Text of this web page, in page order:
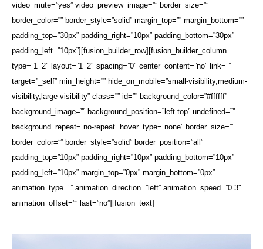
video_mute=”yes” video_preview_image=”” border_size=””
border_color=”” border_style=”solid” margin_top=”” margin_bottom=””
padding_top=”30px” padding_right=”10px” padding_bottom=”30px”
padding_left=”10px”][fusion_builder_row][fusion_builder_column
type=”1_2″ layout=”1_2″ spacing=”0″ center_content=”no” link=””
target=”_self” min_height=”” hide_on_mobile=”small-visibility,medium-
visibility,large-visibility” class=”” id=”” background_color=”#ffffff”
background_image=”” background_position=”left top” undefined=””
background_repeat=”no-repeat” hover_type=”none” border_size=””
border_color=”” border_style=”solid” border_position=”all”
padding_top=”10px” padding_right=”10px” padding_bottom=”10px”
padding_left=”10px” margin_top=”0px” margin_bottom=”0px”
animation_type=”” animation_direction=”left” animation_speed=”0.3″
animation_offset=”” last=”no”][fusion_text]